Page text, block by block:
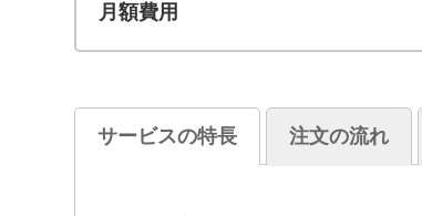
月額費用
サービスの特長 注文の流れ